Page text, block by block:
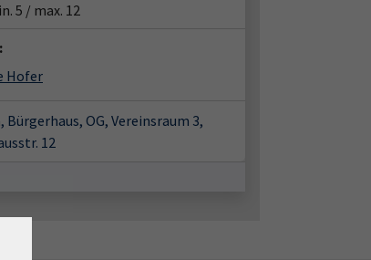
5 / max. 12
Hofer
Bürgerhaus, OG, Vereinsraum 3,
12